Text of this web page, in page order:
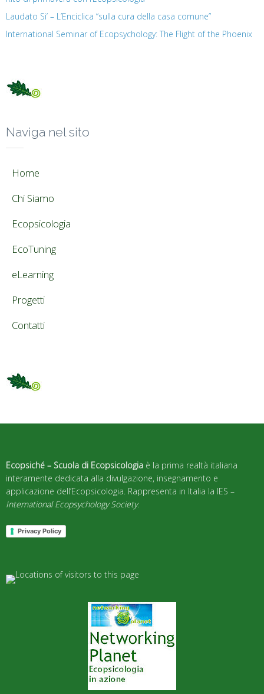
Laudato Si’ – L’Enciclica “sulla cura della casa comune”
International Seminar of Ecopsychology: The Flight of the Phoenix
Naviga nel sito
Home
Chi Siamo
Ecopsicologia
EcoTuning
eLearning
Progetti
Contatti
Ecopsiché – Scuola di Ecopsicologia è la prima realtà italiana
interamente dedicata alla divulgazione, insegnamento e
applicazione dell’Ecopsicologia. Rappresenta in Italia la IES –
International Ecopsychology Society.
Privacy Policy